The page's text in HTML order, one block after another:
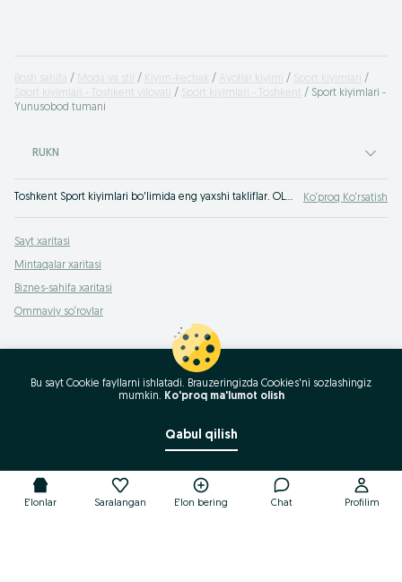
Bosh sahifa Moda va stil Kiyim-kechak Ayollar kiyimi
Sport kiyimlari
Sport kiyimlari - Toshkent viloyati
Sport kiyimlari - Toshkent
Sport kiyimlari -
Yunusobod tumani
RUKN
Toshkent Sport kiyimlari bo'limida eng yaxshi takliflar. OLXda hamyonbop narxlarda mahsulot va xizmatlarning katta tanlovi! OLX.uz da ko'plab takliflar! Ko‘proq Ko‘rsatish
Sayt xaritasi
Mintaqalar xaritasi
Biznes-sahifa xaritasi
Ommaviy so‘rovlar
E'lonlar Saralangan E'lon bering Chat Profilim
Bu sayt Cookie fayllarni ishlatadi. Brauzeringizda Cookies'ni sozlashingiz
mumkin. Ko'proq ma'lumot olish
Qabul qilish